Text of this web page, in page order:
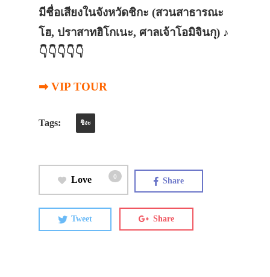
มีชื่อเสียงในจังหวัดชิกะ (สวนสาธารณะ
โฮ, ปราสาทฮิโกเนะ, ศาลเจ้าโอมิจินกุ) ♪
👇👇👇👇👇
➡ VIP TOUR
Tags: ชิงะ
Love 0 Share
Tweet Share